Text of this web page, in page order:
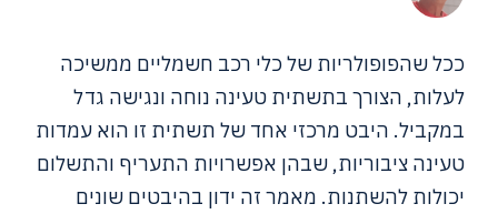
ככל שהפופולריות של כלי רכב חשמליים ממשיכה
לעלות, הצורך בתשתית טעינה נוחה ונגישה גדל
במקביל. היבט מרכזי אחד של תשתית זו הוא עמדות
טעינה ציבוריות, שבהן אפשרויות התעריף והתשלום
יכולות להשתנות. מאמר זה ידון בהיבטים שונים